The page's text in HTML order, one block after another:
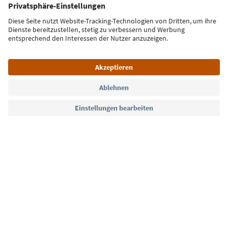
Jetzt anmelden